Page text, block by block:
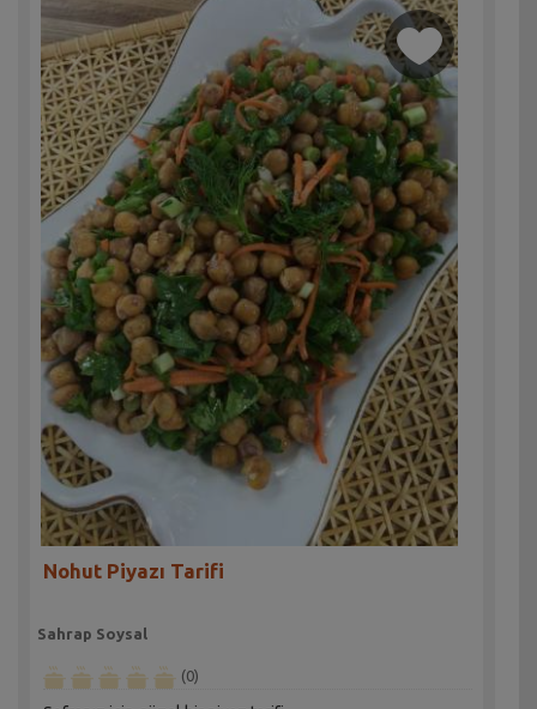
Nohut Piyazı Tarifi
Sahrap Soysal
(0)